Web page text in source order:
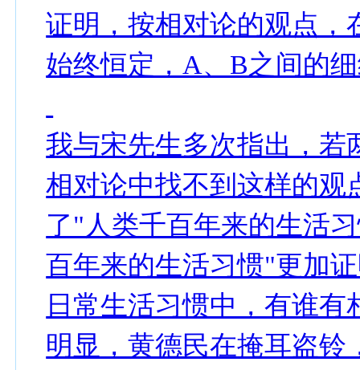
证明，按相对论的观点，
始终恒定，A、B之间的
我与宋先生多次指出，若
相对论中找不到这样的观
了"人类千百年来的生活
百年来的生活习惯"更加
日常生活习惯中，有谁
明显，黄德民在掩耳盗